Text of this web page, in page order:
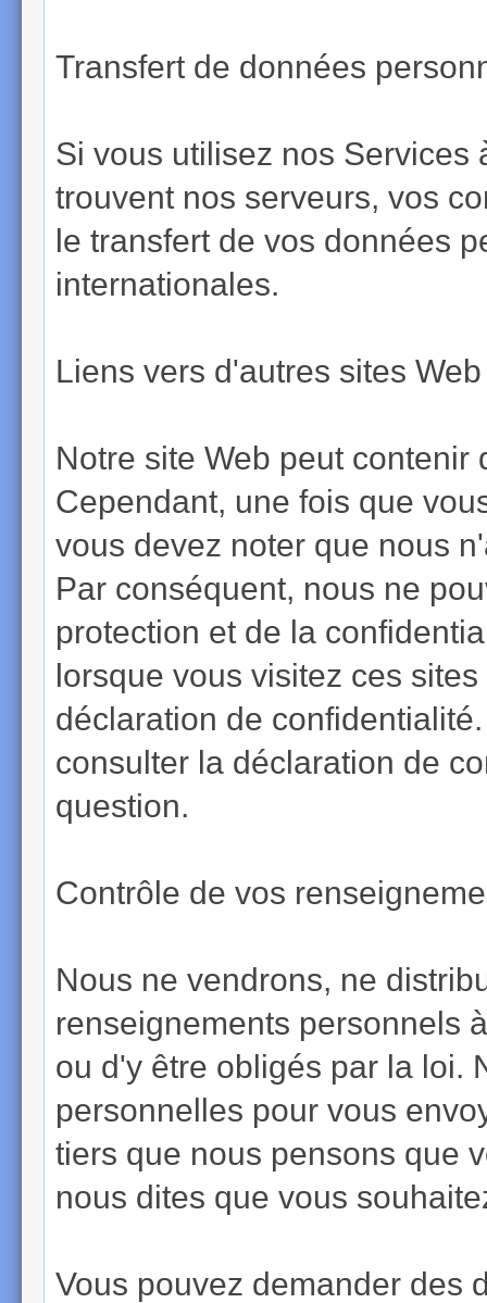
Transfert de données
Si vous utilisez nos Services
trouvent nos serveurs, vos
le transfert de vos données
internationales.
Liens vers d'autres sites
Notre site Web peut
Cependant, une fois que
vous devez noter que nous
Par conséquent, nous ne
protection et de la
lorsque vous visitez ces
déclaration de
consulter la déclaration de
question.
Contrôle de vos
Nous ne vendrons, ne
renseignements personnels
ou d'y être obligés par la loi.
personnelles pour vous
tiers que nous pensons que
nous dites que vous
Vous pouvez demander des